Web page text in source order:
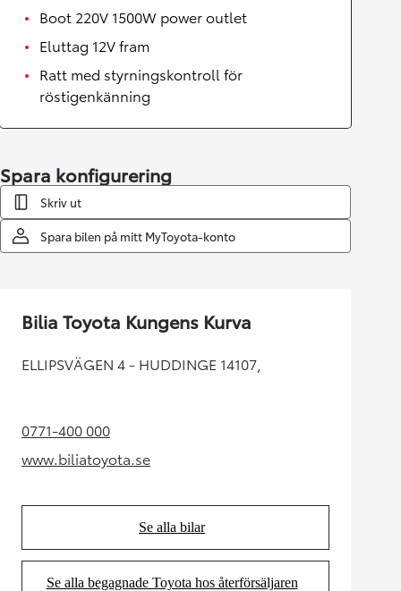
Boot 220V 1500W power outlet
Eluttag 12V fram
Ratt med styrningskontroll för
röstigenkänning
Spara konfigurering
Skriv ut
Spara bilen på mitt MyToyota-konto
Bilia Toyota Kungens Kurva
ELLIPSVÄGEN 4 - HUDDINGE 14107,
0771-400 000(Opens in new tab)
www.biliatoyota.se
(Opens in new tab)
Se alla bilar
(Opens in new tab)
Se alla begagnade Toyota hos återförsäljaren